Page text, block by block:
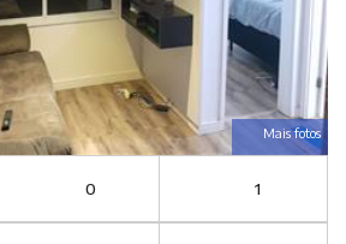
Mais fotos
0 1